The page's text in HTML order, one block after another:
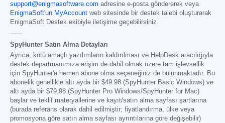
support@enigmasoftware.com adresine e-posta göndererek veya
EnigmaSoft'un MyAccount web sitesinde bir destek talebi oluşturarak
EnigmaSoft Destek ekibiyle iletişime geçebilirsiniz.
------
SpyHunter Satın Alma Detayları
Ayrıca, kötü amaçlı yazılımların kaldırılması ve HelpDesk aracılığıyla
destek departmanımıza erişim de dahil olmak üzere tam işlevsellik
için SpyHunter'a hemen abone olma seçeneğiniz de bulunmaktadır. Bu
abonelik genellikle altı ayda bir $49.98 (SpyHunter Basic Windows) ve
altı ayda bir $79.98 (SpyHunter Pro Windows/SpyHunter for Mac)
başlar ve teklif materyallerine ve kayıt/satın alma sayfası şartlarına
(burada referans olarak dahil edilmiştir; fiyatlandırma, ülke veya
promosyona göre satın alma sayfası ayrıntılarına göre değişebilir)